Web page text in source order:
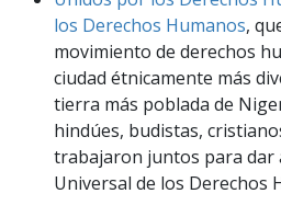
los Derechos Humanos,
movimiento de derechos
ciudad étnicamente más
tierra más poblada de
hindúes, budistas,
trabajaron juntos para dar
Universal de los Derechos